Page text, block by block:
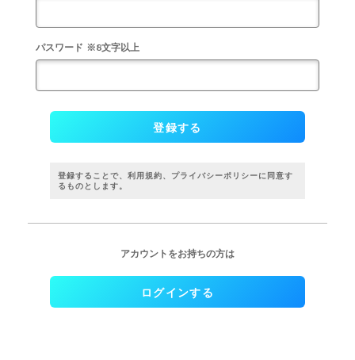
パスワード ※8文字以上
登録する
登録することで、 利用規約 プライバシーポリシーに同意す
るものとします。
アカウントをお持ちの方は
ログインする